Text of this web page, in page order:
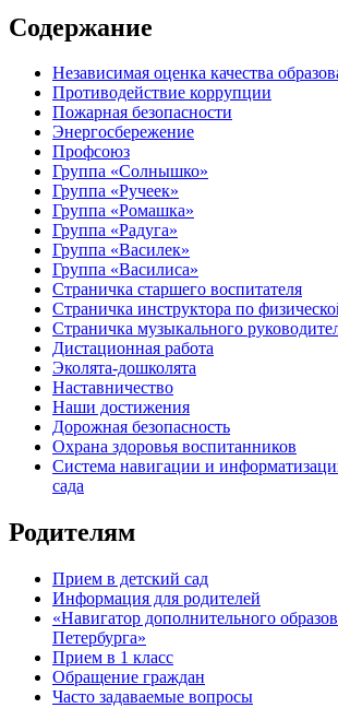
Содержание
Независимая оценка качества
Противодействие коррупции
Пожарная безопасности
Энергосбережение
Профсоюз
Группа «Солнышко»
Группа «Ручеек»
Группа «Ромашка»
Группа «Радуга»
Группа «Василек»
Группа «Василиса»
Страничка старшего воспитателя
Страничка инструктора по
Страничка музыкального
Дистационная работа
Эколята-дошколята
Наставничество
Наши достижения
Дорожная безопасность
Охрана здоровья воспитанников
Система навигации и
сада
Родителям
Прием в детский сад
Информация для родителей
«Навигатор дополнительного
Петербурга»
Прием в 1 класс
Обращение граждан
Часто задаваемые вопросы